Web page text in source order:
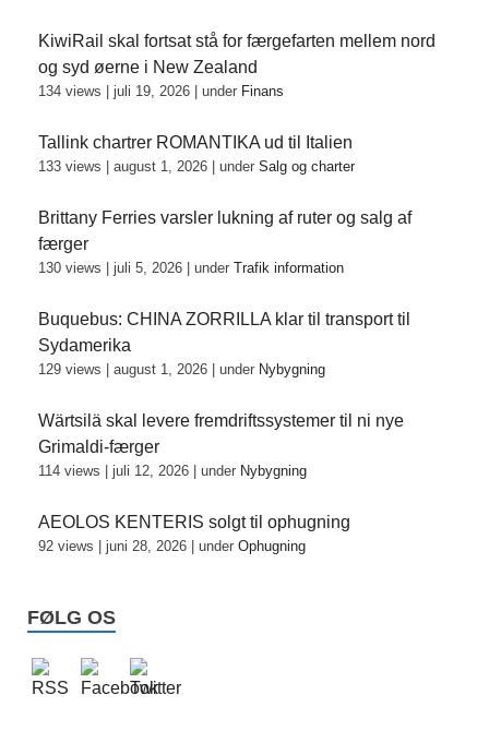
KiwiRail skal fortsat stå for færgefarten mellem nord
og syd øerne i New Zealand
134 views juli 19, 2026 under Finans
Tallink chartrer ROMANTIKA ud til Italien
133 views august 1, 2026 under Salg og charter
Brittany Ferries varsler lukning af ruter og salg af
færger
130 views juli 5, 2026 under Trafik information
Buquebus: CHINA ZORRILLA klar til transport til
Sydamerika
129 views august 1, 2026 under Nybygning
Wärtsilä skal levere fremdriftssystemer til ni nye
Grimaldi-færger
114 views juli 12, 2026 under Nybygning
AEOLOS KENTERIS solgt til ophugning
92 views juni 28, 2026 under Ophugning
FØLG OS